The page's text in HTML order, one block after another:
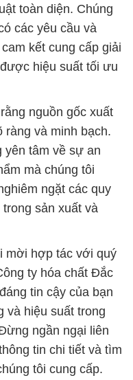
toàn diện. Chúng
các yêu cầu và
kết cung cấp giải
hiệu suất tối ưu
nguồn gốc xuất
và minh bạch.
yên tâm về sự an
mà chúng tôi
ngặt các quy
sản xuất và
mời hợp tác với quý
ty hóa chất Đắc
tin cậy của bạn
và hiệu suất trong
ngần ngại liên
tin chi tiết và tìm
tôi cung cấp.